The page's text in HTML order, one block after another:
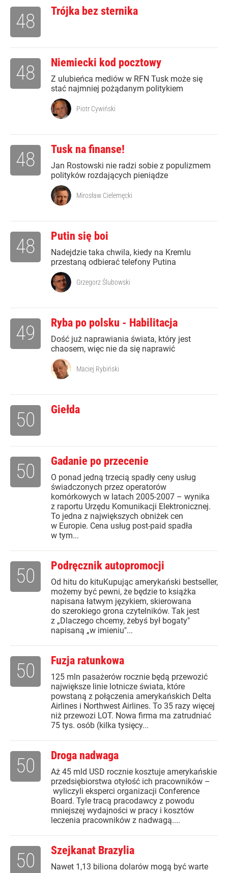
Trójka bez sternika
48
Niemiecki kod pocztowy
Z ulubieńca mediów w RFN Tusk może się
stać najmniej pożądanym politykiem
48
Piotr Cywiński
Tusk na finanse!
Jan Rostowski nie radzi sobie z populizmem
polityków rozdających pieniądze
48
Mirosław Cielemęcki
Putin się boi
Nadejdzie taka chwila, kiedy na Kremlu
przestaną odbierać telefony Putina
48
Grzegorz Ślubowski
Ryba po polsku - Habilitacja
Dość już naprawiania świata, który jest
chaosem, więc nie da się naprawić
49
Maciej Rybiński
Giełda
50
Gadanie po przecenie
O ponad jedną trzecią spadły ceny usług
świadczonych przez operatorów
komórkowych w latach 2005-2007 – wynika
z raportu Urzędu Komunikacji Elektronicznej.
To jedna z największych obniżek cen
w Europie. Cena usług post-paid spadła
w tym...
50
Podręcznik autopromocji
Od hitu do kituKupując amerykański bestseller,
możemy być pewni, że będzie to książka
napisana łatwym językiem, skierowana
do szerokiego grona czytelników. Tak jest
z „Dlaczego chcemy, żebyś był bogaty"
napisaną „w imieniu"...
50
Fuzja ratunkowa
125 mln pasażerów rocznie będą przewozić
największe linie lotnicze świata, które
powstaną z połączenia amerykańskich Delta
Airlines i Northwest Airlines. To 35 razy więcej
niż przewozi LOT. Nowa firma ma zatrudniać
75 tys. osób (kilka tysięcy...
50
Droga nadwaga
Aż 45 mld USD rocznie kosztuje amerykańskie
przedsiębiorstwa otyłość ich pracowników –
wyliczyli eksperci organizacji Conference
Board. Tyle tracą pracodawcy z powodu
mniejszej wydajności w pracy i kosztów
leczenia pracowników z nadwagą....
50
Szejkanat Brazylia
Nawet 1,13 biliona dolarów mogą być warte
50